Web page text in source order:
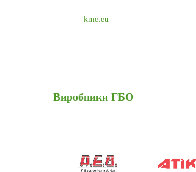
kme.eu
Виробники ГБО